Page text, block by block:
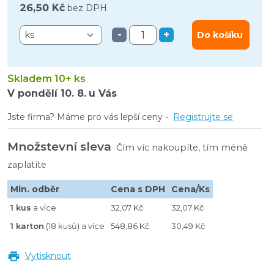
26,50 Kč bez DPH
- + Do košíku
Skladem 10+ ks
V pondělí 10. 8. u Vás
Jste firma? Máme pro vás lepší ceny - Registrujte se
Množstevní sleva Čím víc nakoupíte, tím méně
zaplatíte
Min. odběr Cena s DPH Cena/Ks
1 kus a více 32,07 Kč
32,07 Kč
1 karton (18 kusů) a více 548,86 Kč 30,49 Kč
Vytisknout